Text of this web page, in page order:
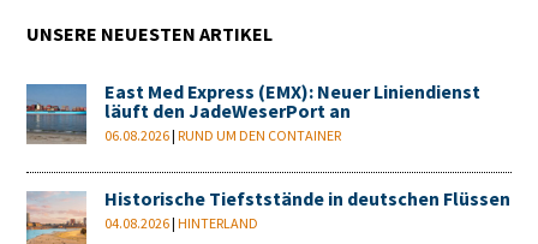
UNSERE NEUESTEN ARTIKEL
East Med Express (EMX): Neuer Liniendienst
läuft den JadeWeserPort an
06.08.2026 |RUND UM DEN CONTAINER
Historische Tiefststände in deutschen Flüssen
04.08.2026 |HINTERLAND